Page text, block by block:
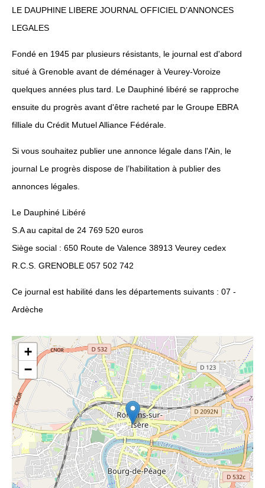
LE DAUPHINE LIBERE JOURNAL OFFICIEL D’ANNONCES
LEGALES
Fondé en 1945 par plusieurs résistants, le journal est d'abord
situé à Grenoble avant de déménager à Veurey-Voroize
quelques années plus tard. Le Dauphiné libéré se rapproche
ensuite du progrès avant d'être racheté par le Groupe EBRA
filliale du Crédit Mutuel Alliance Fédérale.
Si vous souhaitez publier une annonce légale dans l'Ain, le
journal Le progrès dispose de l’habilitation à publier des
annonces légales.
Le Dauphiné Libéré
S.A au capital de 24 769 520 euros
Siège social : 650 Route de Valence 38913 Veurey cedex
R.C.S. GRENOBLE 057 502 742
Ce journal est habilité dans les départements suivants : 07 -
Ardèche
+
−